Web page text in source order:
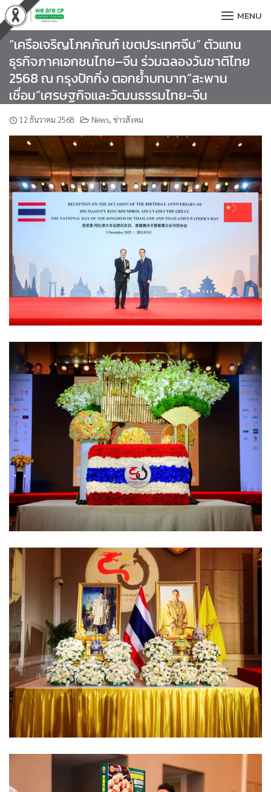
Skip
to
content
MENU
“เครือเจริญโภคภัณฑ์ เขตประเทศจีน” ตัวแทน
ธุรกิจภาคเอกชนไทย–จีน ร่วมฉลองวันชาติไทย
2568 ณ กรุงปักกิ่ง ตอกย้ำบทบาท”สะพาน
เชื่อม”เศรษฐกิจและวัฒนธรรมไทย-จีน
12 ธันวาคม 2568 News, ข่าวสังคม